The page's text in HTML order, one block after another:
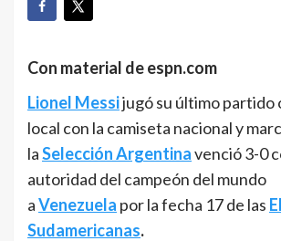
Con material de espn.com
Lionel Messijugó su último partido
local con la camiseta nacional y
laSelección Argentinavenció 3-0
autoridad del campeón del mundo
aVenezuela por la fecha 17 de las
Sudamericanas.